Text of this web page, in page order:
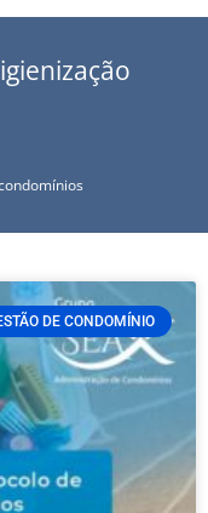
DE CONDOMÍNIO